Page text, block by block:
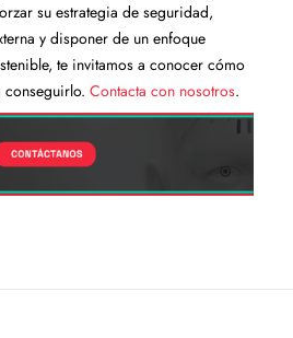
su estrategia de seguridad,
y disponer de un enfoque
te invitamos a conocer cómo
conseguirlo. Contacta con nosotros.